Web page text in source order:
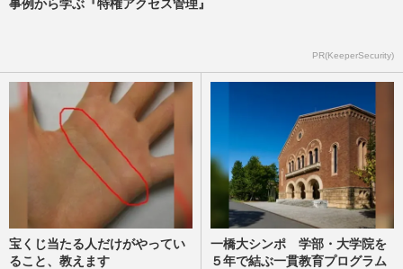
事例から学ぶ『特権アクセス管理』
PR(KeeperSecurity)
宝くじ当たる人だけがやってい
ること、教えます
一橋大シンポ 学部・大学院を
５年で結ぶ一貫教育プログラム